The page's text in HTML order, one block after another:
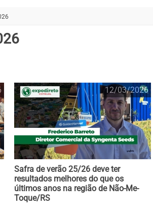
12/03/2026
Safra de verão 25/26 deve ter
resultados melhores do que os
últimos anos na região de Não-Me-
Toque/RS